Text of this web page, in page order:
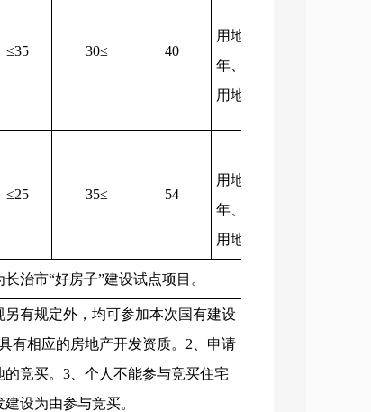
≤35 30≤ 40
用地70
年、商业
用地40年
≤25 35≤ 54
用地70
年、商业
用地40年
治市“好房子”建设试点项目。
有规定外，均可参加本次国有建设
有相应的房地产开发资质。2、申请
竞买。3、个人不能参与竞买住宅
设为由参与竞买。